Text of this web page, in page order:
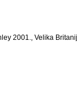
2001., Velika